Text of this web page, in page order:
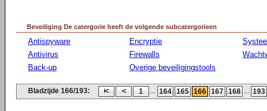
Beveiliging De catergorie heeft de volgende subcatergorieen
Antispyware
Antivirus
Back-up
Encryptie
Firewalls
Overige beveiligingstools
Bladzijde 166/193: 1 ... 164 165 166 167 168 ... 193